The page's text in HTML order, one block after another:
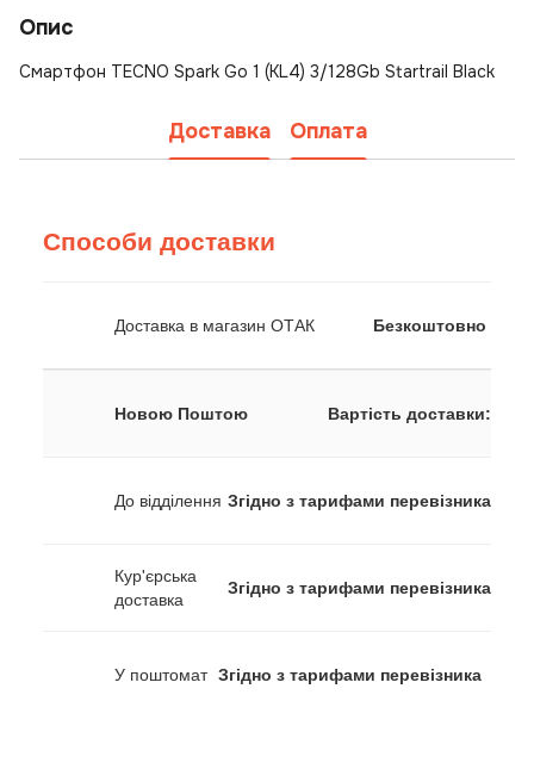
Опис
Смартфон TECNO Spark Go 1 (KL4) 3/128Gb Startrail Black
Доставка Оплата
Способи доставки
Доставка в магазин ОТАК Безкоштовно
Новою Поштою Вартість доставки:
До відділення Згідно з тарифами перевізника
Кур'єрська
доставка
Згідно з тарифами перевізника
У поштомат Згідно з тарифами перевізника